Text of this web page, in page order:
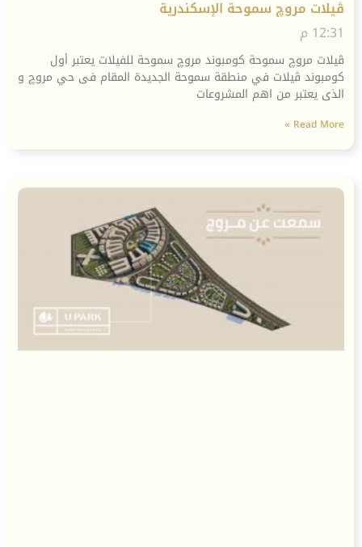
ڤيلات مروچ سموحة الإسكندرية
12:31 م
ڤيلات مروچ سموحة كومبوند مروچ سموحة للفيلات يعتبر أول
كومبوند ڤيلات في منطقة سموحة الجديدة المقام فى حي مروچ و
الذى يعتبر من اهم المشروعات
Read More »